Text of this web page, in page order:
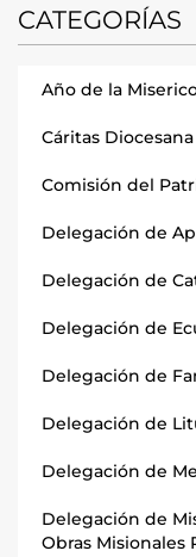
CATEGORÍAS
Año de la
Cáritas Diocesana
Comisión del
Delegación de
Delegación de
Delegación de
Delegación de
Delegación de
Delegación de
Delegación de
Obras Misionales